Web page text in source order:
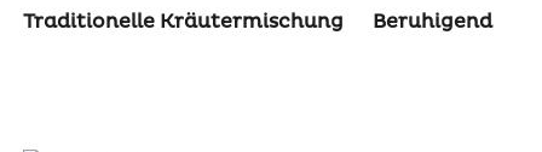
Traditionelle Kräutermischung
Beruhigend